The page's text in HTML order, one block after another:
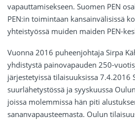
vapauttamisekseen. Suomen PEN
PEN:in toimintaan kansainvälisissä
yhteistyössä muiden maiden PEN-
Vuonna 2016 puheenjohtaja Sirpa
yhdistystä painovapauden 250-
järjestetyissä tilaisuuksissa 7.4.2016
suurlähetystössä ja syyskuussa
joissa molemmissa hän piti
sananvapausteemasta. Oulun